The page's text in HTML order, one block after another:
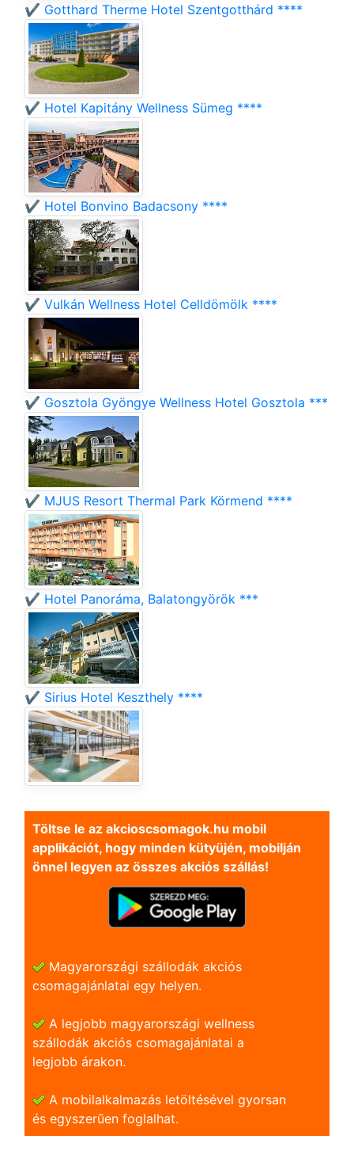
✔️ Gotthard Therme Hotel Szentgotthárd ****
✔️ Hotel Kapitány Wellness Sümeg ****
✔️ Hotel Bonvino Badacsony ****
✔️ Vulkán Wellness Hotel Celldömölk ****
✔️ Gosztola Gyöngye Wellness Hotel Gosztola ***
✔️ MJUS Resort Thermal Park Körmend ****
✔️ Hotel Panoráma, Balatongyörök ***
✔️ Sirius Hotel Keszthely ****
Töltse le az akcioscsomagok.hu mobil
applikációt, hogy minden kütyüjén, mobilján
önnel legyen az összes akciós szállás!
Magyarországi szállodák akciós
csomagajánlatai egy helyen.
A legjobb magyarországi wellness
szállodák akciós csomagajánlatai a
legjobb árakon.
A mobilalkalmazás letöltésével gyorsan
és egyszerũen foglalhat.